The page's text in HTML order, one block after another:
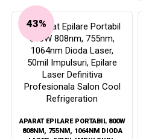
43%
APARAT EPILARE PORTABIL 800W
808NM, 755NM, 1064NM DIODA